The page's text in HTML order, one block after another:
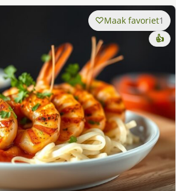
Maak favoriet1
👍